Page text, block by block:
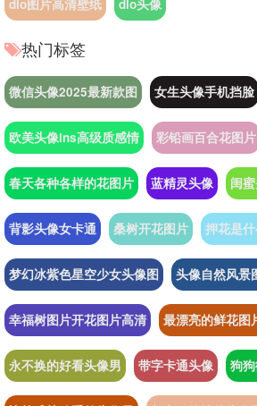
dio图片高清壁纸 dio头像
热门标签
微信头像2025最新款图 女生头像手机挡脸
欧美头像ins高级质感情 彩铅画百合花图片
春天各种各样的花图片 蓝精灵头像 闺
背影头像女卡通 桑树开花图片 押花是
梦幻冰紫色星空少女头像图 头像自然风景
幸福树图片开花图片高清 最漂亮的鲜花图
永不换的好看头像男 带字卡通头像 狗